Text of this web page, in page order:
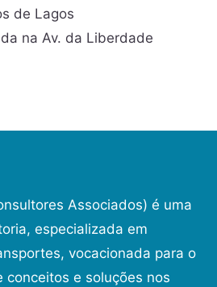
de Lagos
na Av. da Liberdade
Associados) é uma
especializada em
vocacionada para o
conceitos e soluções nos